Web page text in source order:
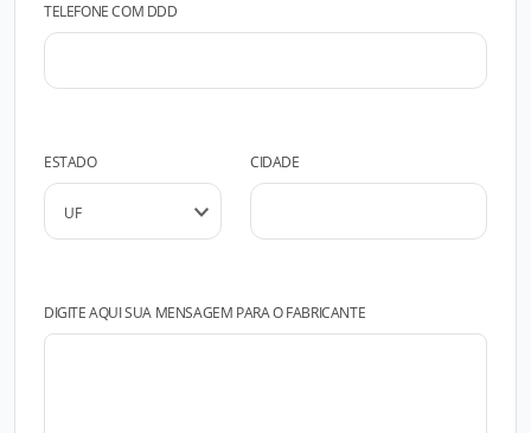
TELEFONE COM DDD
ESTADO CIDADE
DIGITE AQUI SUA MENSAGEM PARA O FABRICANTE